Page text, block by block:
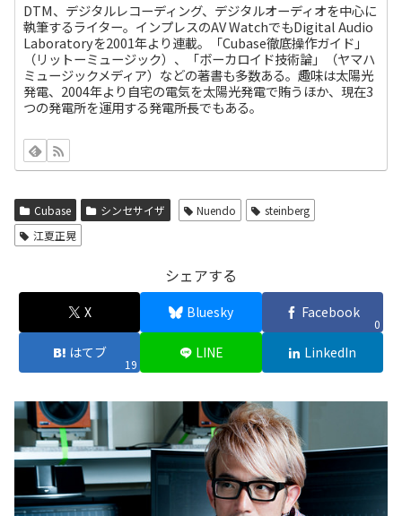
DTM、デジタルレコーディング、デジタルオーディオを中心に
執筆するライター。インプレスのAV WatchでもDigital Audio
Laboratoryを2001年より連載。「Cubase徹底操作ガイド」
（リットーミュージック）、「ボーカロイド技術論」（ヤマハ
ミュージックメディア）などの著書も多数ある。趣味は太陽光
発電、2004年より自宅の電気を太陽光発電で賄うほか、現在3
つの発電所を運用する発電所長でもある。
Cubase シンセサイザ Nuendo
steinberg
江夏正晃
シェアする
X Bluesky Facebook
0
はてブ
19
LINE LinkedIn